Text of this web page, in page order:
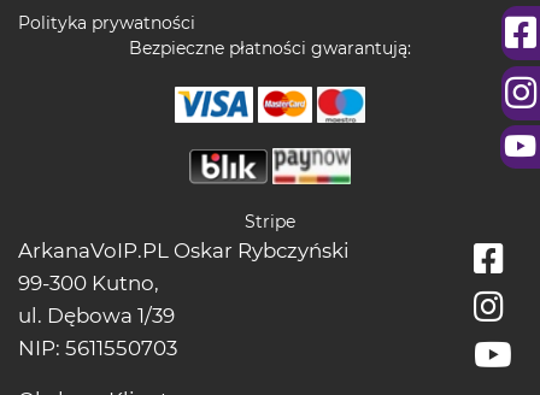
Polityka prywatności
Bezpieczne płatności gwarantują:
Stripe
ArkanaVoIP.PL Oskar Rybczyński
99-300 Kutno,
ul. Dębowa 1/39
NIP: 5611550703